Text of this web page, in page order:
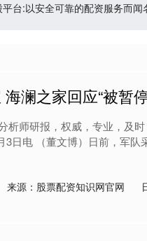
台:以安全可靠的配资服务而
澜之家回应“被暂
析师研报，权威，专业，及
3日电 （董文博）日前，军
来源：股票配资知识网官网